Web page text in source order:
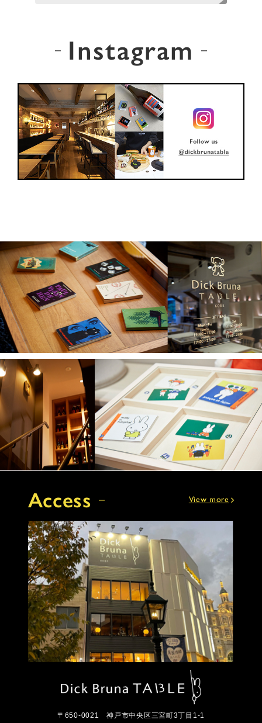
Instagram
Access View more
〒650-0021神戸市中央区三宮町3丁目1-1